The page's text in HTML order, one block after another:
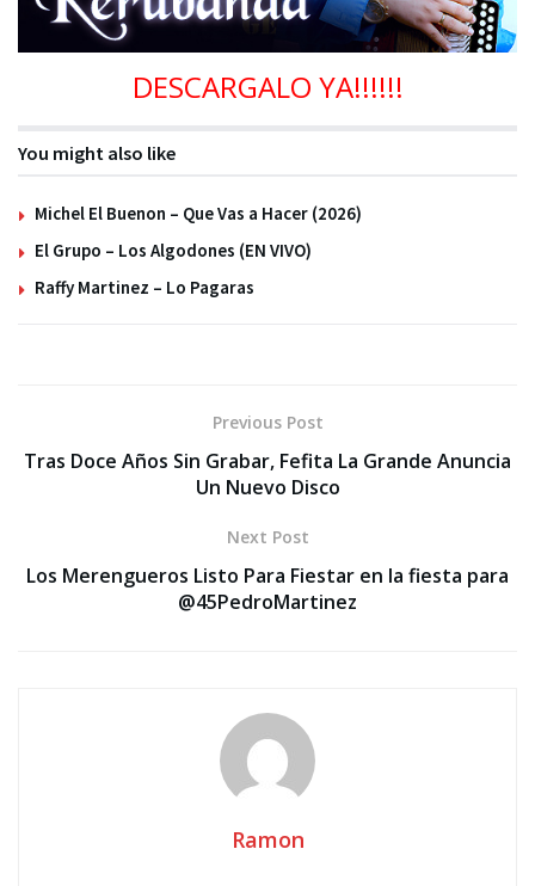
DESCARGALO YA!!!!!!
You might also like
Michel El Buenon – Que Vas a Hacer (2026)
El Grupo – Los Algodones (EN VIVO)
Raffy Martinez – Lo Pagaras
Previous Post
Tras Doce Años Sin Grabar, Fefita La Grande Anuncia
Un Nuevo Disco
Next Post
Los Merengueros Listo Para Fiestar en la fiesta para
@45PedroMartinez
Ramon